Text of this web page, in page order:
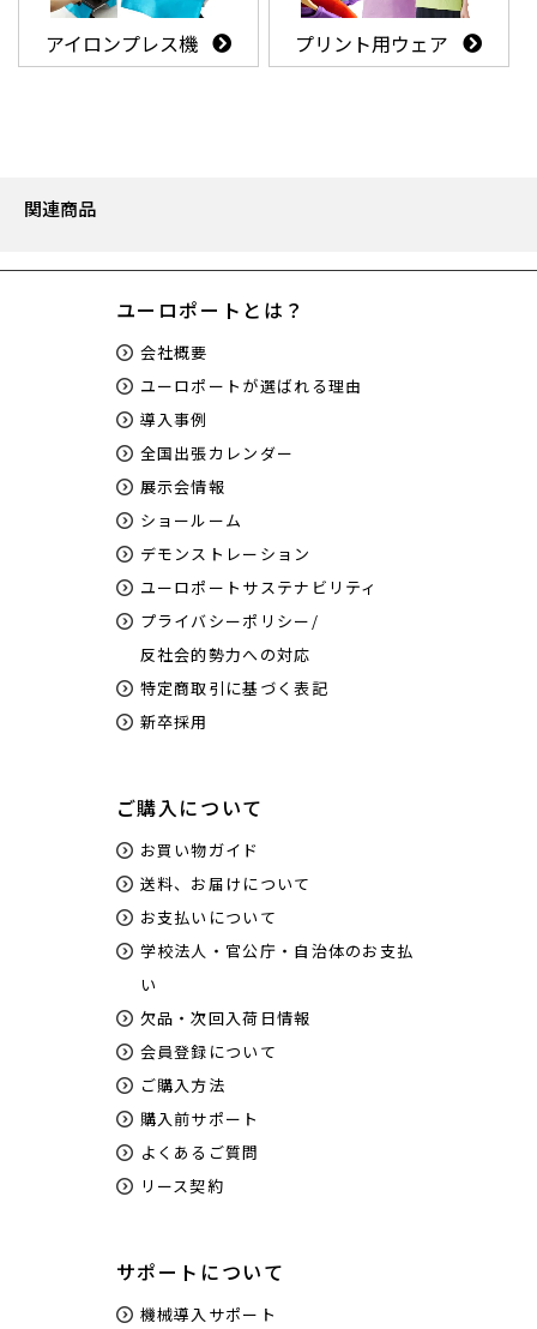
アイロンプレス機 プリント用ウェア
関連商品
ユーロポートとは？
会社概要
ユーロポートが選ばれる理由
導入事例
全国出張カレンダー
展示会情報
ショールーム
デモンストレーション
ユーロポートサステナビリティ
プライバシーポリシー/
反社会的勢力への対応
特定商取引に基づく表記
新卒採用
ご購入について
お買い物ガイド
送料、お届けについて
お支払いについて
学校法人・官公庁・自治体のお支払
い
欠品・次回入荷日情報
会員登録について
ご購入方法
購入前サポート
よくあるご質問
リース契約
サポートについて
機械導入サポート